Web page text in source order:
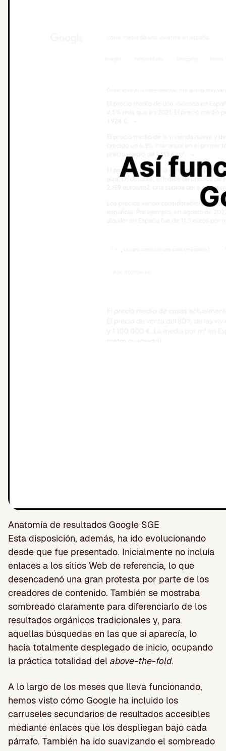
Anatomía de resultados Google SGE
Esta disposición, además, ha ido evolucionando
desde que fue presentado. Inicialmente no incluía
enlaces a los sitios Web de referencia, lo que
desencadenó una gran protesta por parte de los
creadores de contenido. También se mostraba
sombreado claramente para diferenciarlo de los
resultados orgánicos tradicionales y, para
aquellas búsquedas en las que sí aparecía, lo
hacía totalmente desplegado de inicio, ocupando
la práctica totalidad del above-the-fold.
A lo largo de los meses que lleva funcionando,
hemos visto cómo Google ha incluido los
carruseles secundarios de resultados accesibles
mediante enlaces que los despliegan bajo cada
párrafo. También ha ido suavizando el sombreado